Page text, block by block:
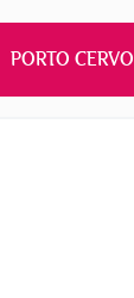
PORTO CERVO